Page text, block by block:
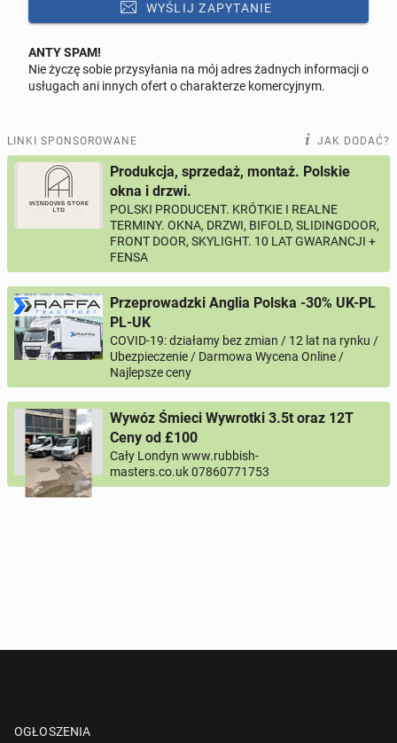
WYŚLIJ ZAPYTANIE
Odpowiedz na ofertę tego ogłoszenia
Imię i nazwisko
Twój email
Twój telefon
Numer telefon wg wzoru NR KIERUNKOWY KRAJU NR TELEFONU , np.:
+44 7123456789 lub +48 221234567
Pytanie aktywujące
ANTY SPAM!
Nie życzę sobie przysyłania na mój adres żadnych informacji o
usługach ani innych ofert o charakterze komercyjnym.
LINKI SPONSOROWANE JAK DODAĆ?
Produkcja, sprzedaż, montaż. Polskie
okna i drzwi.
POLSKI PRODUCENT. KRÓTKIE I REALNE
TERMINY. OKNA, DRZWI, BIFOLD, SLIDINGDOOR,
FRONT DOOR, SKYLIGHT. 10 LAT GWARANCJI +
FENSA
Przeprowadzki Anglia Polska -30% UK-PL
PL-UK
COVID-19: działamy bez zmian / 12 lat na rynku /
Ubezpieczenie / Darmowa Wycena Online /
Najlepsze ceny
Wywóz Śmieci Wywrotki 3.5t oraz 12T
Ceny od £100
Cały Londyn www.rubbish-
masters.co.uk 07860771753
OGŁOSZENIA